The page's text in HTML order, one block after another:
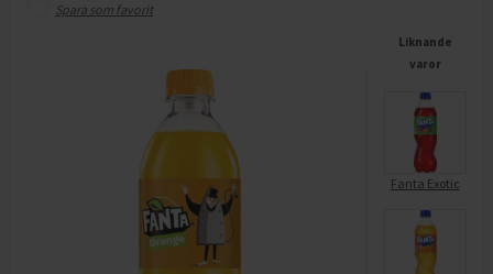
Spara som favorit
Liknande
varor
Fanta Exotic